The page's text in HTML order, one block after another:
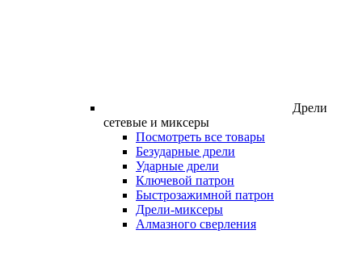
Дрели
сетевые и миксеры
Посмотреть все товары
Безударные дрели
Ударные дрели
Ключевой патрон
Быстрозажимной патрон
Дрели-миксеры
Алмазного сверления